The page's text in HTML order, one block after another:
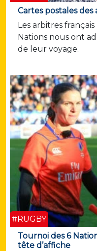
Cartes postales des
Les arbitres
Nations nous ont
de leur voyage.
#RUGBY
Tournoi des 6
tête d’affiche